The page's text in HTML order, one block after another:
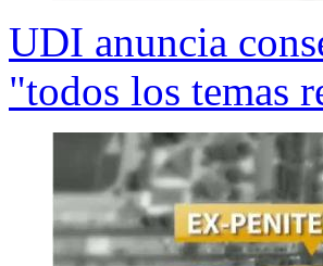
UDI anuncia
"todos los temas